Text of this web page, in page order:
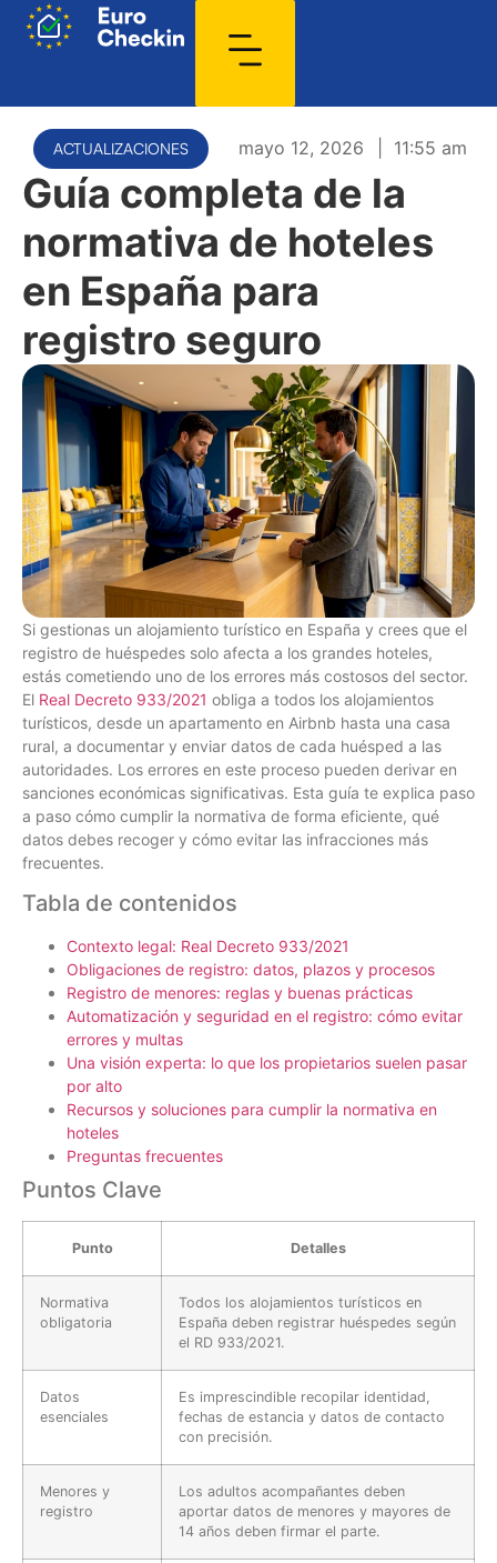
ACTUALIZACIONES mayo 12, 2026 11:55 am
Guía completa de la
normativa de hoteles
en España para
registro seguro
Si gestionas un alojamiento turístico en España y crees que el
registro de huéspedes solo afecta a los grandes hoteles,
estás cometiendo uno de los errores más costosos del sector.
El Real Decreto 933/2021 obliga a todos los alojamientos
turísticos, desde un apartamento en Airbnb hasta una casa
rural, a documentar y enviar datos de cada huésped a las
autoridades. Los errores en este proceso pueden derivar en
sanciones económicas significativas. Esta guía te explica paso
a paso cómo cumplir la normativa de forma eficiente, qué
datos debes recoger y cómo evitar las infracciones más
frecuentes.
Tabla de contenidos
Contexto legal: Real Decreto 933/2021
Obligaciones de registro: datos, plazos y procesos
Registro de menores: reglas y buenas prácticas
Automatización y seguridad en el registro: cómo evitar
errores y multas
Una visión experta: lo que los propietarios suelen pasar
por alto
Recursos y soluciones para cumplir la normativa en
hoteles
Preguntas frecuentes
Puntos Clave
Punto Detalles
Normativa
obligatoria
Todos los alojamientos turísticos en
España deben registrar huéspedes según
el RD 933/2021.
Datos
esenciales
Es imprescindible recopilar identidad,
fechas de estancia y datos de contacto
con precisión.
Menores y
registro
Los adultos acompañantes deben
aportar datos de menores y mayores de
14 años deben firmar el parte.